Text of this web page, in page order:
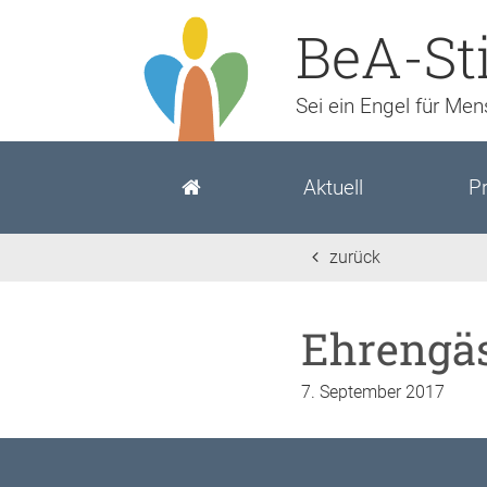
BeA-
Sei ein Engel für
Aktuell
zurück
7. September 2017